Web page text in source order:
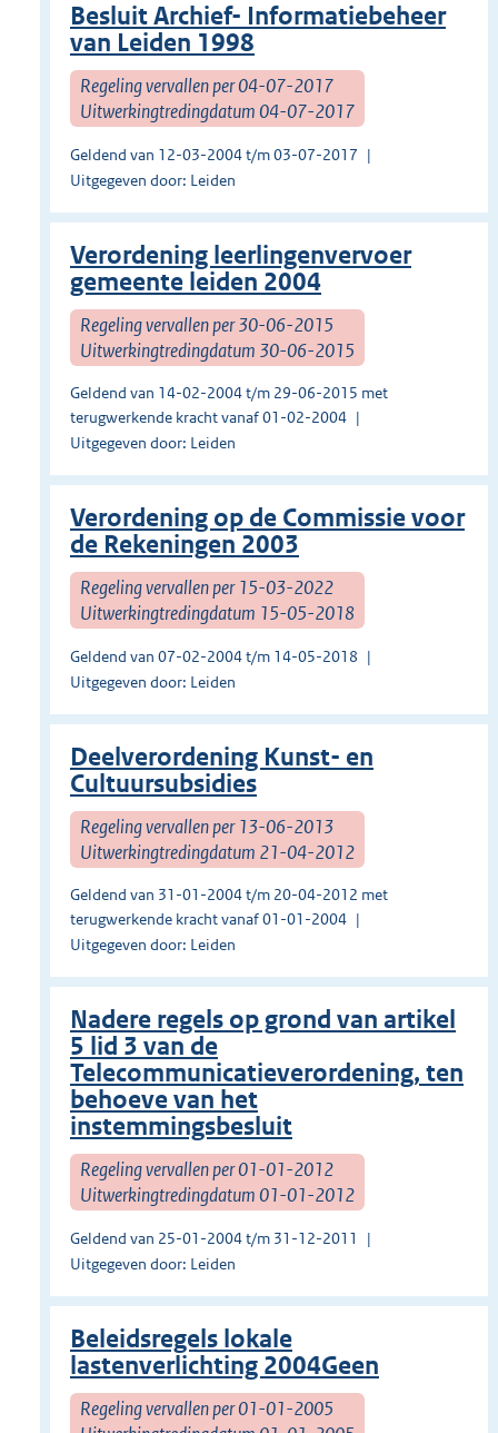
Besluit Archief- Informatiebeheer
van Leiden 1998
Regeling vervallen per 04-07-2017
Uitwerkingtredingdatum 04-07-2017
Geldend van 12-03-2004 t/m 03-07-2017
Uitgegeven door: Leiden
Verordening leerlingenvervoer
gemeente leiden 2004
Regeling vervallen per 30-06-2015
Uitwerkingtredingdatum 30-06-2015
Geldend van 14-02-2004 t/m 29-06-2015 met
terugwerkende kracht vanaf 01-02-2004
Uitgegeven door: Leiden
Verordening op de Commissie voor
de Rekeningen 2003
Regeling vervallen per 15-03-2022
Uitwerkingtredingdatum 15-05-2018
Geldend van 07-02-2004 t/m 14-05-2018
Uitgegeven door: Leiden
Deelverordening Kunst- en
Cultuursubsidies
Regeling vervallen per 13-06-2013
Uitwerkingtredingdatum 21-04-2012
Geldend van 31-01-2004 t/m 20-04-2012 met
terugwerkende kracht vanaf 01-01-2004
Uitgegeven door: Leiden
Nadere regels op grond van artikel
5 lid 3 van de
Telecommunicatieverordening, ten
behoeve van het
instemmingsbesluit
Regeling vervallen per 01-01-2012
Uitwerkingtredingdatum 01-01-2012
Geldend van 25-01-2004 t/m 31-12-2011
Uitgegeven door: Leiden
Beleidsregels lokale
lastenverlichting 2004Geen
Regeling vervallen per 01-01-2005